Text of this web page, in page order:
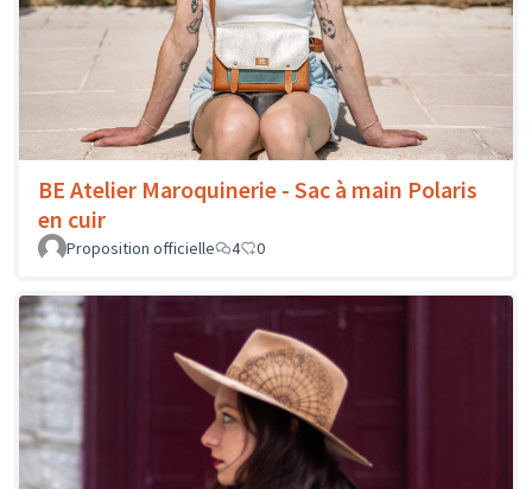
BE Atelier Maroquinerie - Sac à main Polaris
en cuir
Proposition officielle 4 0